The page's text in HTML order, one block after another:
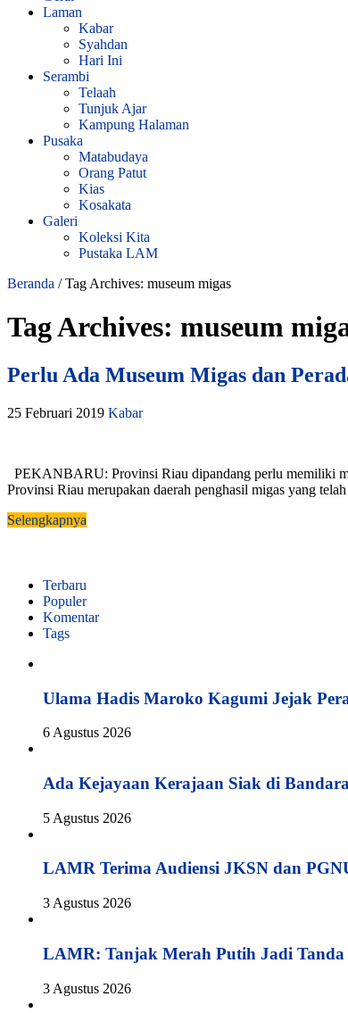
Laman
Kabar
Syahdan
Hari Ini
Serambi
Telaah
Tunjuk Ajar
Kampung Halaman
Pusaka
Matabudaya
Orang Patut
Kias
Kosakata
Galeri
Koleksi Kita
Pustaka LAM
Beranda / Tag Archives: museum migas
Tag Archives: museum
Perlu Ada Museum Migas dan
25 Februari 2019 Kabar
PEKANBARU: Provinsi Riau dipandang perlu memiliki
Provinsi Riau merupakan daerah penghasil migas yang
Selengkapnya
Terbaru
Populer
Komentar
Tags
Ulama Hadis Maroko Kagumi Jejak
6 Agustus 2026
Ada Kejayaan Kerajaan Siak di
5 Agustus 2026
LAMR Terima Audiensi JKSN dan
3 Agustus 2026
LAMR: Tanjak Merah Putih Jadi
3 Agustus 2026